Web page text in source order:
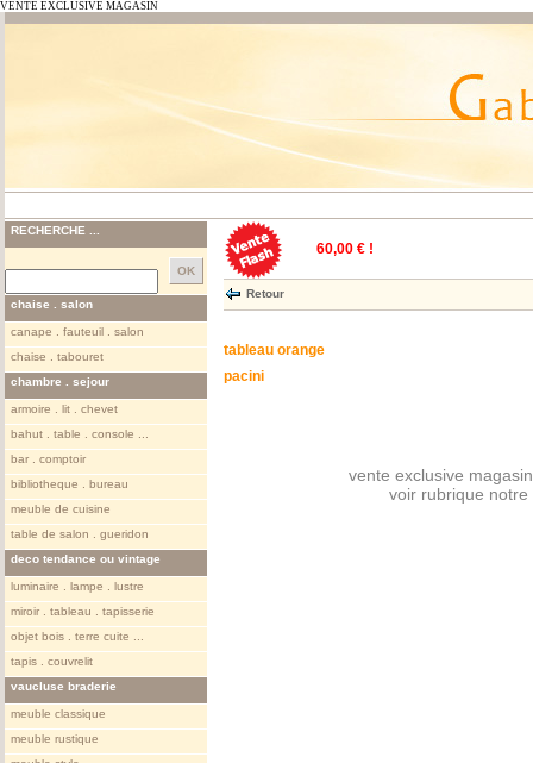
VENTE EXCLUSIVE MAGASIN
RECHERCHE ...
chaise . salon
canape . fauteuil . salon
chaise . tabouret
chambre . sejour
armoire . lit . chevet
bahut . table . console ...
bar . comptoir
bibliotheque . bureau
meuble de cuisine
table de salon . gueridon
deco tendance ou vintage
luminaire . lampe . lustre
miroir . tableau . tapisserie
objet bois . terre cuite ...
tapis . couvrelit
vaucluse braderie
meuble classique
meuble rustique
60,00 € !
Retour
tableau orange
pacini
vente exclusive
voir rubrique notre